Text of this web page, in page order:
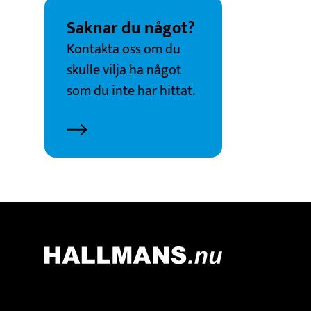
Saknar du något?
Kontakta oss om du
skulle vilja ha något
som du inte har hittat.